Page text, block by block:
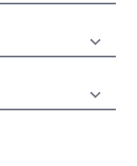
młodzieży